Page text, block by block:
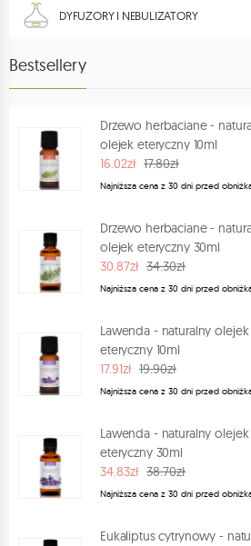
DYFUZORY I NEBULIZATORY
AKCESORIA ZAPACHOWE
HERBATY
SPRAYE ZAPACHOWE DO WNĘTRZ
KSIĄŻKI
POMYSŁY NA PREZENT
PROGRAM LOJALNOŚCIOWY
Bestsellery
Drzewo herbaciane -
olejek eteryczny 10ml
16.02zł 17.80zł
Najniższa cena z 30 dni przed
Drzewo herbaciane -
olejek eteryczny 30ml
30.87zł 34.30zł
Najniższa cena z 30 dni przed
Lawenda - naturalny olejek
eteryczny 10ml
17.91zł 19.90zł
Najniższa cena z 30 dni przed
Lawenda - naturalny olejek
eteryczny 30ml
34.83zł 38.70zł
Najniższa cena z 30 dni przed
Eukaliptus cytrynowy -